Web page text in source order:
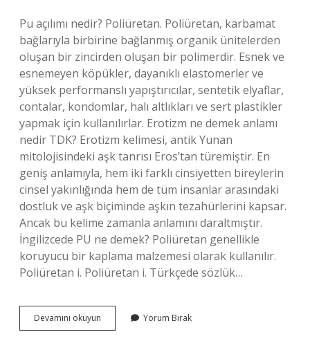
Pu açılımı nedir? Poliüretan. Poliüretan, karbamat
bağlarıyla birbirine bağlanmış organik ünitelerden
oluşan bir zincirden oluşan bir polimerdir. Esnek ve
esnemeyen köpükler, dayanıklı elastomerler ve
yüksek performanslı yapıştırıcılar, sentetik elyaflar,
contalar, kondomlar, halı altlıkları ve sert plastikler
yapmak için kullanılırlar. Erotizm ne demek anlamı
nedir TDK? Erotizm kelimesi, antik Yunan
mitolojisindeki aşk tanrısı Eros’tan türemiştir. En
geniş anlamıyla, hem iki farklı cinsiyetten bireylerin
cinsel yakınlığında hem de tüm insanlar arasındaki
dostluk ve aşk biçiminde aşkın tezahürlerini kapsar.
Ancak bu kelime zamanla anlamını daraltmıştır.
İngilizcede PU ne demek? Poliüretan genellikle
koruyucu bir kaplama malzemesi olarak kullanılır.
Poliüretan i. Poliüretan i. Türkçede sözlük…
Devamını okuyun
Ne
Yorum Bırak